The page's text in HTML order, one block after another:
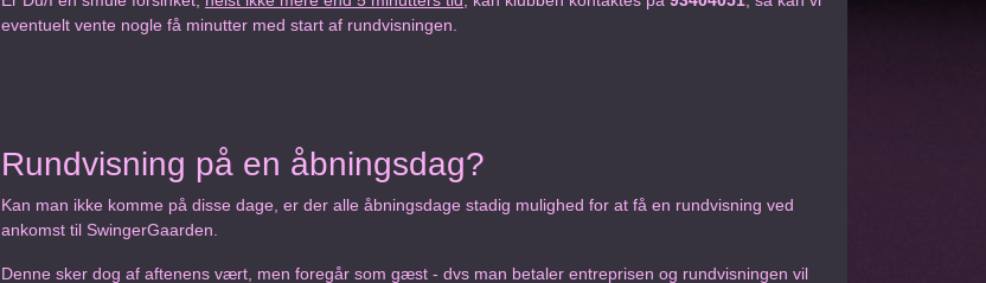
eventuelt vente nogle få minutter med start af rundvisningen.
Rundvisning på en åbningsdag?
Kan man ikke komme på disse dage, er der alle åbningsdage stadig mulighed for at få en rundvisning ved
ankomst til SwingerGaarden.
Denne sker dog af aftenens vært, men foregår som gæst - dvs man betaler entreprisen og rundvisningen vil